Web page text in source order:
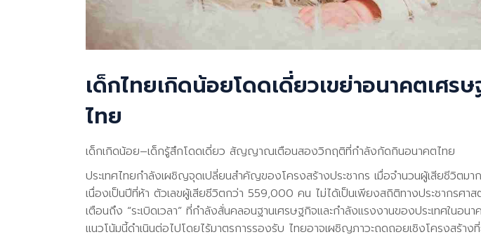
เด็กไทยเกิดน้อยโดดเดี่ยวเขย่าอนาคตเศร
ไทย
เด็กเกิดน้อย–เด็กรู้สึกโดดเดี่ยว สัญญาณเตือนสองวิกฤติที่กำลังกัดกินอนาคตไทย
ประเทศไทยกำลังเผชิญจุดเปลี่ยนสำคัญของโครงสร้างประชากร เมื่อจำนวนผู้เสียชีวิตมา
เนื่องเป็นปีที่ห้า ตัวเลขผู้เสียชีวิตกว่า 559,000 คน ไม่ได้เป็นเพียงสถิติทางประชากร
เตือนถึง “ระเบิดเวลา” ที่กำลังสั่นคลอนฐานเศรษฐกิจและกำลังแรงงานของประเทศในอน
แนวโน้มนี้ดำเนินต่อไปโดยไร้มาตรการรองรับ ไทยอาจเผชิญภาวะถดถอยเชิงโครงสร้าง